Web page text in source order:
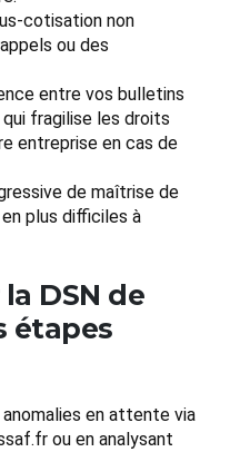
cotisation non
ou des
entre vos bulletins
fragilise les droits
entreprise en cas de
de maîtrise de
plus difficiles à
DSN de
étapes
en attente via
ou en analysant